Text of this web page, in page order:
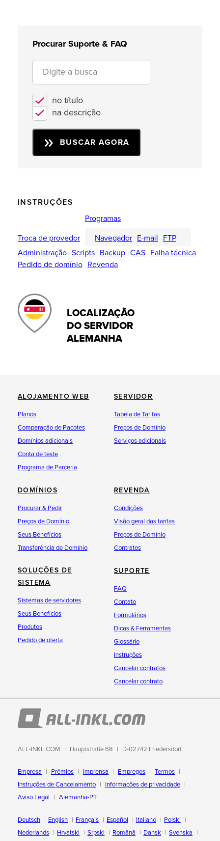
Procurar Suporte & FAQ
no título
na descrição
BUSCAR AGORA
INSTRUÇÕES
Troca de provedor
Programas
Navegador E-mail FTP
Administração Scripts Backup CAS Falha técnica
Pedido de domínio Revenda
LOCALIZAÇÃO
DO SERVIDOR
ALEMANHA
ALOJAMENTO WEB
Planos
Comparação de Pacotes
Domínios adicionais
Conta de teste
Programa de Parceria
SERVIDOR
Tabela de Tarifas
Preços de Domínio
Serviços adicionais
DOMÍNIOS
Procurar & Pedir
Preços de Domínio
Seus Benefícios
Transferência de Domínio
REVENDA
Condições
Visão geral das tarifas
Preços de Domínio
Contratos
SOLUÇÕES DE
SISTEMA
Sistemas de servidores
Seus Benefícios
Produtos
Pedido de oferta
SUPORTE
FAQ
Contato
Formulários
Dicas & Ferramentas
Glossário
Instruções
Cancelar contratos
Cancelar contrato
ALL-INKL.COM Hauptstraße 68 D-02742 Friedersdorf
Empresa Prêmios Imprensa Empregos
Termos
Instruções de Cancelamento
Informações de privacidade
Aviso Legal
Alemanha-PT
Deutsch English Français Español Italiano
Polski
Nederlands
Hrvatski Srpski Română Dansk Svenska